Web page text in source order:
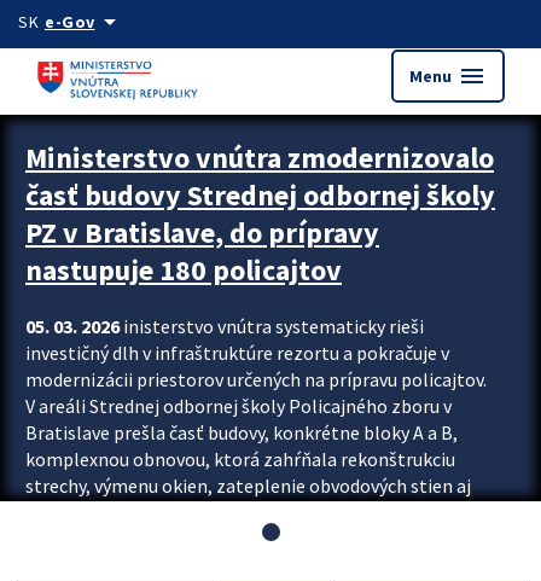
Preskocit na hlavný obsah
SK e-Govarrow_drop_down
Menu menu
Ministerstvo vnútra zmodernizovalo
časť budovy Strednej odbornej školy
PZ v Bratislave, do prípravy
nastupuje 180 policajtov
05. 03. 2026inisterstvo vnútra systematicky rieši
investičný dlh v infraštruktúre rezortu a pokračuje v
modernizácii priestorov určených na prípravu policajtov.
V areáli Strednej odbornej školy Policajného zboru v
Bratislave prešla časť budovy, konkrétne bloky A a B,
komplexnou obnovou, ktorá zahŕňala rekonštrukciu
strechy, výmenu okien, zateplenie obvodových stien aj
aj interiéru, kde vznikli nové učebne a moderné